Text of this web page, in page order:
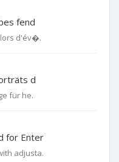
fend
d'év�.
d
für he.
for Enter
adjusta.